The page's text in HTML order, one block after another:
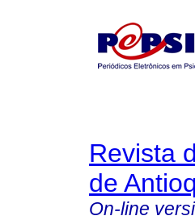
Revista
de
On-line